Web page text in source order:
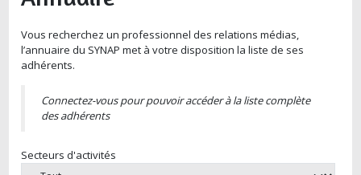
Vous recherchez un professionnel des relations médias,
l’annuaire du SYNAP met à votre disposition la liste de ses
adhérents.
Connectez-vous pour pouvoir accéder à la liste complète
des adhérents
Secteurs d'activités